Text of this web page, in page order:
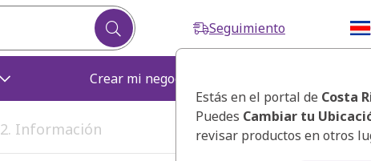
Seguimiento
Crear mi negocio
Estás en el portal de Costa
Puedes Cambiar tu
revisar productos en otros
2. Información 3. Selecciona tu kit